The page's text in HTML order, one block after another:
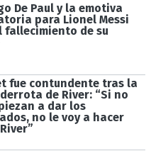
De Paul y la emotiva
para Lionel Messi
fallecimiento de su
fue contundente tras la
de River: “Si no
a dar los
no le voy a hacer